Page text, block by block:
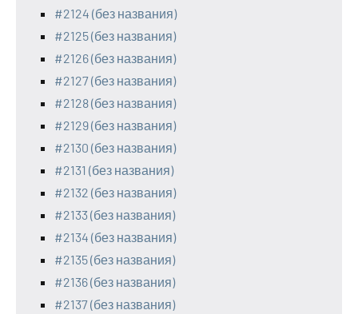
#2124 (без названия)
#2125 (без названия)
#2126 (без названия)
#2127 (без названия)
#2128 (без названия)
#2129 (без названия)
#2130 (без названия)
#2131 (без названия)
#2132 (без названия)
#2133 (без названия)
#2134 (без названия)
#2135 (без названия)
#2136 (без названия)
#2137 (без названия)